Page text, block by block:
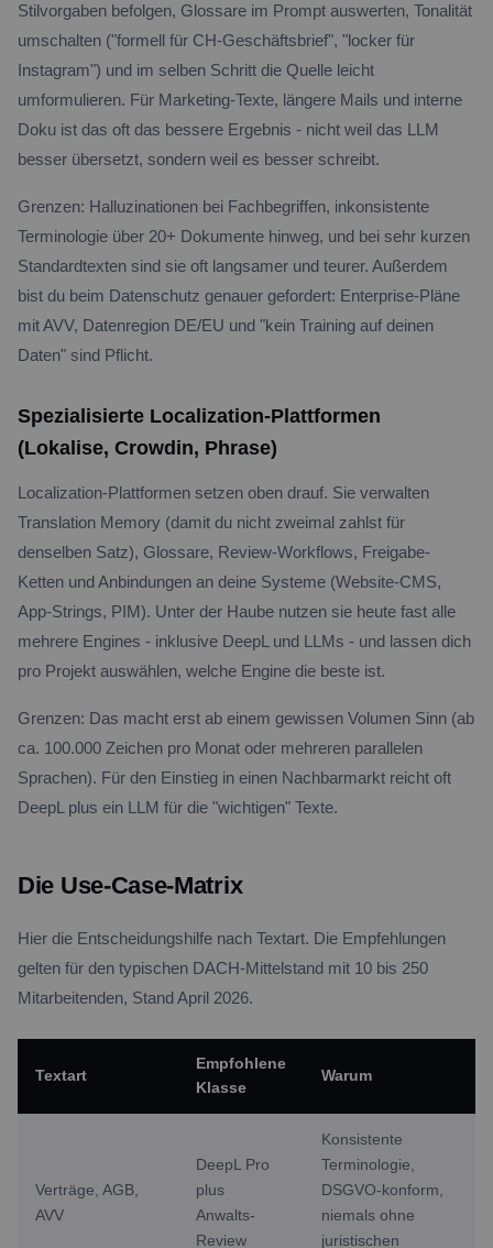
Stilvorgaben befolgen, Glossare im Prompt auswerten, Tonalität
umschalten ("formell für CH-Geschäftsbrief", "locker für
Instagram") und im selben Schritt die Quelle leicht
umformulieren. Für Marketing-Texte, längere Mails und interne
Doku ist das oft das bessere Ergebnis - nicht weil das LLM
besser übersetzt, sondern weil es besser schreibt.
Grenzen: Halluzinationen bei Fachbegriffen, inkonsistente
Terminologie über 20+ Dokumente hinweg, und bei sehr kurzen
Standardtexten sind sie oft langsamer und teurer. Außerdem
bist du beim Datenschutz genauer gefordert: Enterprise-Pläne
mit AVV, Datenregion DE/EU und "kein Training auf deinen
Daten" sind Pflicht.
Spezialisierte Localization-Plattformen
(Lokalise, Crowdin, Phrase)
Localization-Plattformen setzen oben drauf. Sie verwalten
Translation Memory (damit du nicht zweimal zahlst für
denselben Satz), Glossare, Review-Workflows, Freigabe-
Ketten und Anbindungen an deine Systeme (Website-CMS,
App-Strings, PIM). Unter der Haube nutzen sie heute fast alle
mehrere Engines - inklusive DeepL und LLMs - und lassen dich
pro Projekt auswählen, welche Engine die beste ist.
Grenzen: Das macht erst ab einem gewissen Volumen Sinn (ab
ca. 100.000 Zeichen pro Monat oder mehreren parallelen
Sprachen). Für den Einstieg in einen Nachbarmarkt reicht oft
DeepL plus ein LLM für die "wichtigen" Texte.
Die Use-Case-Matrix
Hier die Entscheidungshilfe nach Textart. Die Empfehlungen
gelten für den typischen DACH-Mittelstand mit 10 bis 250
Mitarbeitenden, Stand April 2026.
Textart
Empfohlene
Klasse
Warum
Verträge, AGB,
AVV
DeepL Pro
plus
Anwalts-
Review
Konsistente
Terminologie,
DSGVO-konform,
niemals ohne
juristischen